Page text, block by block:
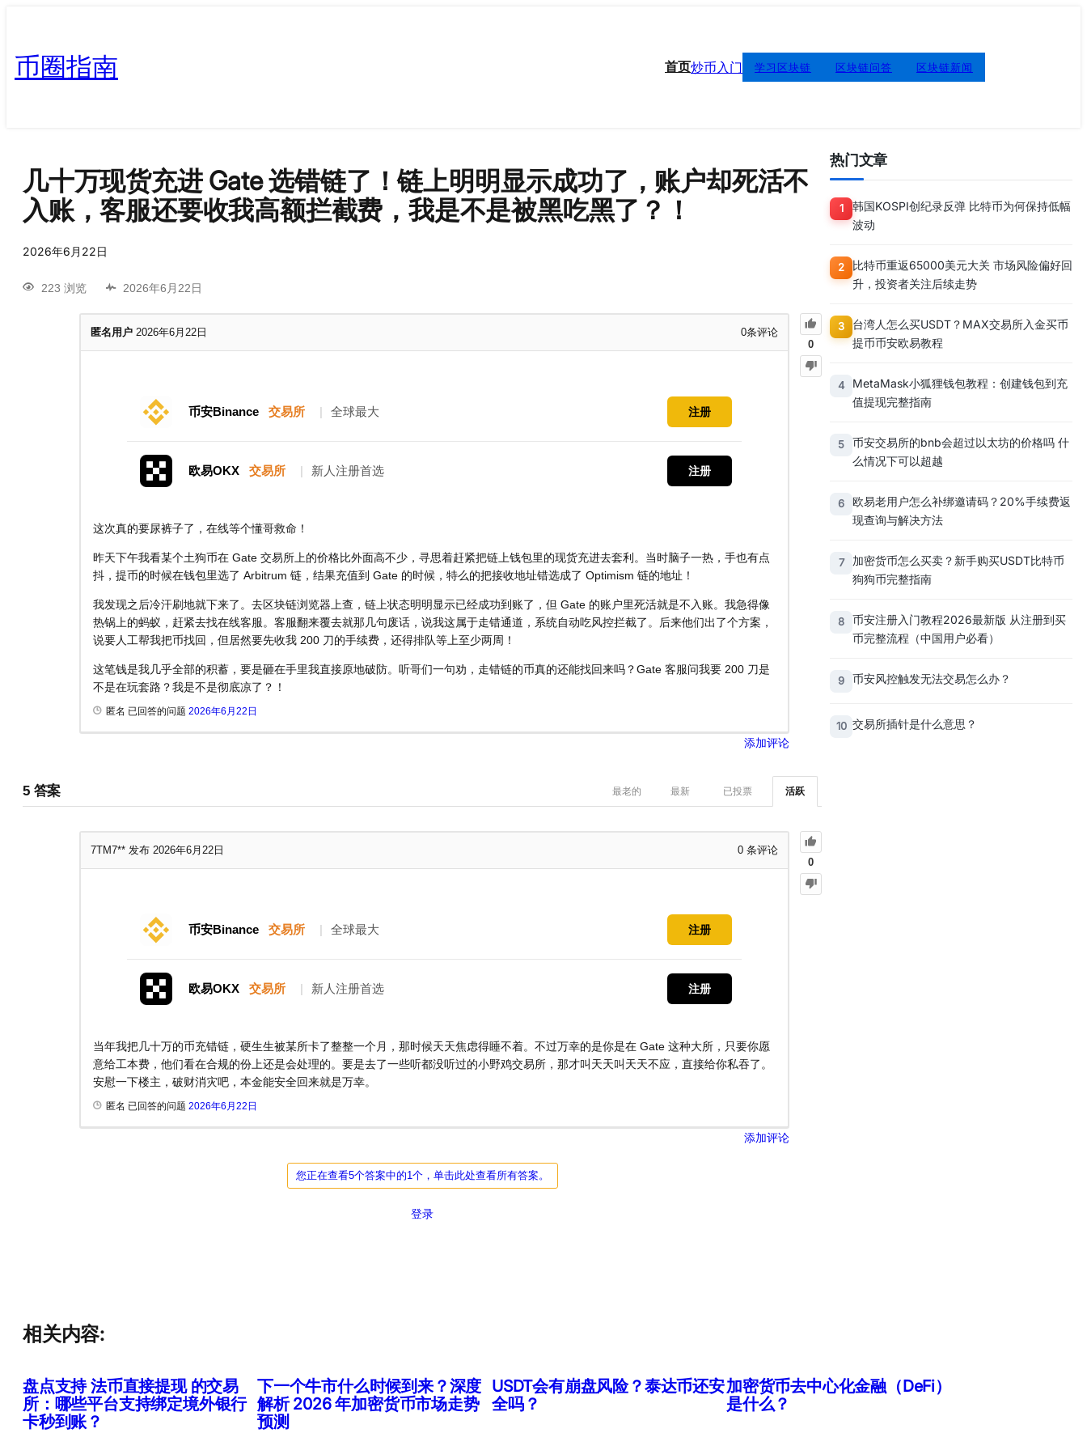
币圈指南 首页炒币入门 学习区块链 区块链问答 区块链新闻
几十万现货充进 Gate 选错链了！链上明明显示成功了，账户却死活不
入账，客服还要收我高额拦截费，我是不是被黑吃黑了？！
2026年6月22日
223 浏览 2026年6月22日
0
匿名用户 2026年6月22日 0条评论
币安Binance 交易所 | 全球最大 注册
欧易OKX 交易所 | 新人注册首选 注册
这次真的要尿裤子了，在线等个懂哥救命！
昨天下午我看某个土狗币在 Gate 交易所上的价格比外面高不少，寻思着赶紧把链上钱包里的现货充进去套利。当时脑子一热，手也有点
抖，提币的时候在钱包里选了 Arbitrum 链，结果充值到 Gate 的时候，特么的把接收地址错选成了 Optimism 链的地址！
我发现之后冷汗刷地就下来了。去区块链浏览器上查，链上状态明明显示已经成功到账了，但 Gate 的账户里死活就是不入账。我急得像
热锅上的蚂蚁，赶紧去找在线客服。客服翻来覆去就那几句废话，说我这属于走错通道，系统自动吃风控拦截了。后来他们出了个方案，
说要人工帮我把币找回，但居然要先收我 200 刀的手续费，还得排队等上至少两周！
这笔钱是我几乎全部的积蓄，要是砸在手里我直接原地破防。听哥们一句劝，走错链的币真的还能找回来吗？Gate 客服问我要 200 刀是
不是在玩套路？我是不是彻底凉了？！
匿名 已回答的问题 2026年6月22日
添加评论
5答案 活跃
已投票
最新
最老的
0
7TM7** 发布 2026年6月22日 0 条评论
币安Binance 交易所 | 全球最大 注册
欧易OKX 交易所 | 新人注册首选 注册
当年我把几十万的币充错链，硬生生被某所卡了整整一个月，那时候天天焦虑得睡不着。不过万幸的是你是在 Gate 这种大所，只要你愿
意给工本费，他们看在合规的份上还是会处理的。要是去了一些听都没听过的小野鸡交易所，那才叫天天叫天天不应，直接给你私吞了。
安慰一下楼主，破财消灾吧，本金能安全回来就是万幸。
匿名 已回答的问题 2026年6月22日
添加评论
您正在查看5个答案中的1个，单击此处查看所有答案。
登录
热门文章
1
韩国KOSPI创纪录反弹 比特币为何保持低幅
波动
2
比特币重返65000美元大关 市场风险偏好回
升，投资者关注后续走势
3
台湾人怎么买USDT？MAX交易所入金买币
提币币安欧易教程
4
MetaMask小狐狸钱包教程：创建钱包到充
值提现完整指南
5
币安交易所的bnb会超过以太坊的价格吗 什
么情况下可以超越
6
欧易老用户怎么补绑邀请码？20%手续费返
现查询与解决方法
7
加密货币怎么买卖？新手购买USDT比特币
狗狗币完整指南
8
币安注册入门教程2026最新版 从注册到买
币完整流程（中国用户必看）
9 币安风控触发无法交易怎么办？
10 交易所插针是什么意思？
相关内容:
盘点支持 法币直接提现 的交易
所：哪些平台支持绑定境外银行
卡秒到账？
下一个牛市什么时候到来？深度
解析 2026 年加密货币市场走势
预测
USDT会有崩盘风险？泰达币还安
全吗？
加密货币去中心化金融（DeFi）
是什么？